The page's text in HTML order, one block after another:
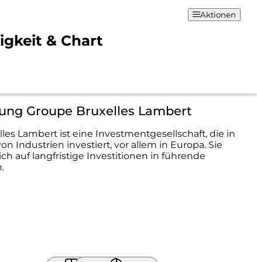
& Chart
Aktionen
Groupe Bruxelles Lambert
Lambert ist eine Investmentgesellschaft, die in
Industrien investiert, vor allem in Europa. Sie
auf langfristige Investitionen in führende